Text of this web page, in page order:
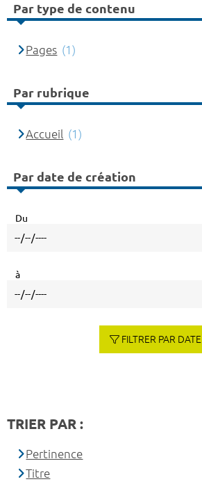
Par type de contenu
Pages (1)
Par rubrique
Accueil (1)
Par date de création
Du
à
FILTRER PAR DATE
TRIER PAR :
Pertinence
Titre